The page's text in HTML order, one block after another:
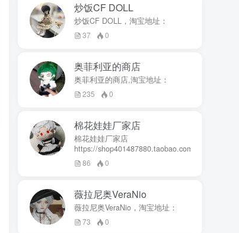
炒饭CF DOLL
炒饭CF DOLL，淘宝地址：
37 0
奥菲利亚的商店
奥菲利亚的商店,淘宝地址：
235 0
棉花娃娃厂家店
棉花娃娃厂家店
https://shop401487880.taobao.com/
86 0
薇拉尼奥VeraNio
薇拉尼奥VeraNio，淘宝地址：
73 0